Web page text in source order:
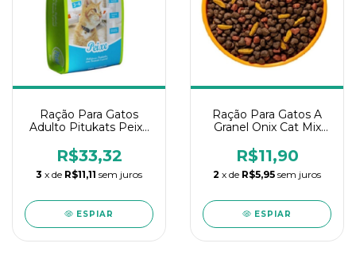
Ração Para Gatos
Adulto Pitukats Peixe
R$33,32
3 x de R$11,11 sem juros
ESPIAR
Ração Para Gatos A
Granel Onix Cat Mix
R$11,90
2 x de R$5,95 sem juros
ESPIAR